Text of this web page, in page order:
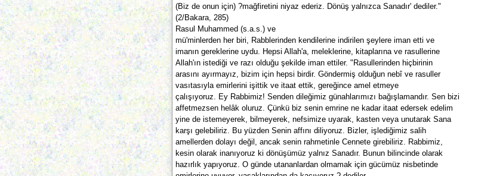
(Biz de onun için) ?mağfiretini niyaz ederiz. Dönüş yalnızca Sanadır' dediler."
(2/Bakara, 285)
Rasul Muhammed (s.a.s.) ve
mü'minlerden her biri, Rabblerinden kendilerine indirilen şeylere iman etti ve
imanın gereklerine uydu. Hepsi Allah'a, meleklerine, kitaplarına ve rasullerine
Allah'ın istediği ve razı olduğu şekilde iman ettiler. "Rasullerinden hiçbirinin
arasını ayırmayız, bizim için hepsi birdir. Göndermiş olduğun nebî ve rasuller
vasıtasıyla emirlerini işittik ve itaat ettik, gereğince amel etmeye
çalışıyoruz. Ey Rabbimiz! Senden dileğimiz günahlarımızı bağışlamandır. Sen bizi
affetmezsen helâk oluruz. Çünkü biz senin emrine ne kadar itaat edersek edelim
yine de istemeyerek, bilmeyerek, nefsimize uyarak, kasten veya unutarak Sana
karşı gelebiliriz. Bu yüzden Senin affını diliyoruz. Bizler, işlediğimiz salih
amellerden dolayı değil, ancak senin rahmetinle Cennete girebiliriz. Rabbimiz,
kesin olarak inanıyoruz ki dönüşümüz yalnız Sanadır. Bunun bilincinde olarak
hazırlık yapıyoruz. O günde utananlardan olmamak için gücümüz nisbetinde